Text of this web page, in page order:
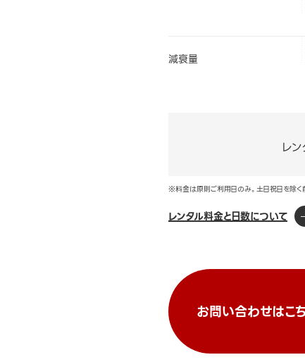
減衰量
レ
※料金は原則ご利用日のみ。土日祝日を除
レンタル料金と日数について
お問い合わせはこ